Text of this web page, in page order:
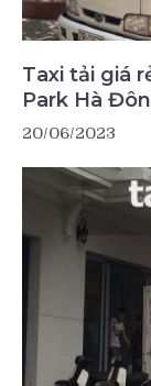
Taxi tải giá
Park Hà
20/06/2023